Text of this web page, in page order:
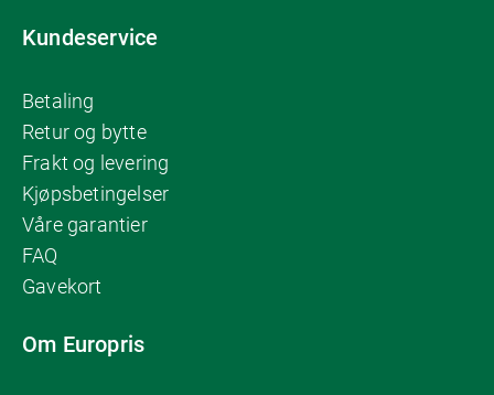
Kundeservice
Betaling
Retur og bytte
Frakt og levering
Kjøpsbetingelser
Våre garantier
FAQ
Gavekort
Om Europris